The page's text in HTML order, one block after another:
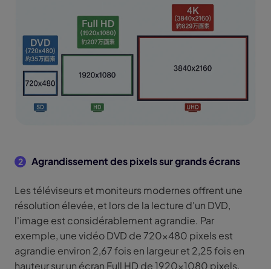
2 Agrandissement des pixels sur grands écrans
Les téléviseurs et moniteurs modernes offrent une
résolution élevée, et lors de la lecture d'un DVD,
l'image est considérablement agrandie. Par
exemple, une vidéo DVD de 720x480 pixels est
agrandie environ 2,67 fois en largeur et 2,25 fois en
hauteur sur un écran Full HD de 1920x1080 pixels.